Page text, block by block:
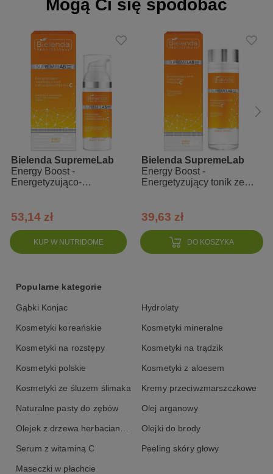
Hydroxyethylcellulose, Polysorbate 20, Disodium Edta,
Phenoxyethanol, Ethylhexylglycerin, Benzyl Alcohol, Parfum,
Limonene, Linalool, Citral.
Mogą Ci się spodobać
KUP W NUTRIDOME
Bielenda SupremeLab
Energy Boost -
Energetyzująco-
53,14 zł
DO KOSZYKA
Bielenda SupremeLab
Energy Boost -
Energetyzujący tonik ze
39,63 zł
Popularne kategorie
Gąbki Konjac Hydrolaty
Kosmetyki koreańskie Kosmetyki mineralne
Kosmetyki na rozstępy Kosmetyki na trądzik
Kosmetyki polskie Kosmetyki z aloesem
Kosmetyki ze śluzem ślimaka Kremy przeciwzmarszczkowe
Naturalne pasty do zębów Olej arganowy
Olejek z drzewa herbacianego Olejki do brody
Serum z witaminą C Peeling skóry głowy
Maseczki w płachcie